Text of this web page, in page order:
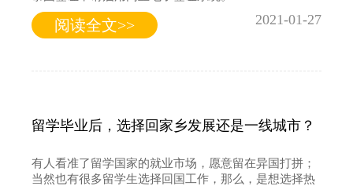
阅读全文>> 2021-01-27
留学毕业后，选择回家乡发展还是一线城市？
有人看准了留学国家的就业市场，愿意留在异国打拼；
当然也有很多留学生选择回国工作，那么，是想选择热